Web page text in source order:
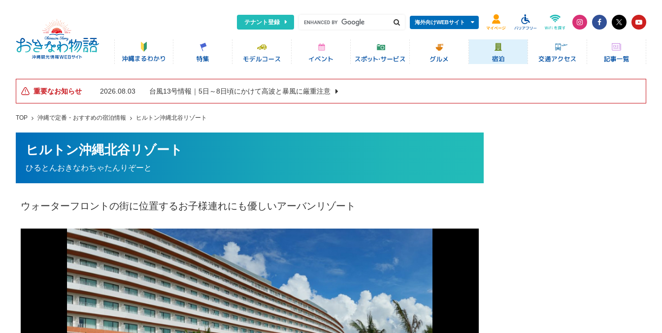
テナント登録 海外向けWEBサイト
重要なお知らせ 2026.08.03 台風13号情報｜5日～8日頃にかけて高波と暴風に厳重注意
TOP 沖縄で定番・おすすめの宿泊情報 ヒルトン沖縄北谷リゾート
ヒルトン沖縄北谷リゾート
ひるとんおきなわちゃたんりぞーと
ウォーターフロントの街に位置するお子様連れにも優しいアーバンリゾート